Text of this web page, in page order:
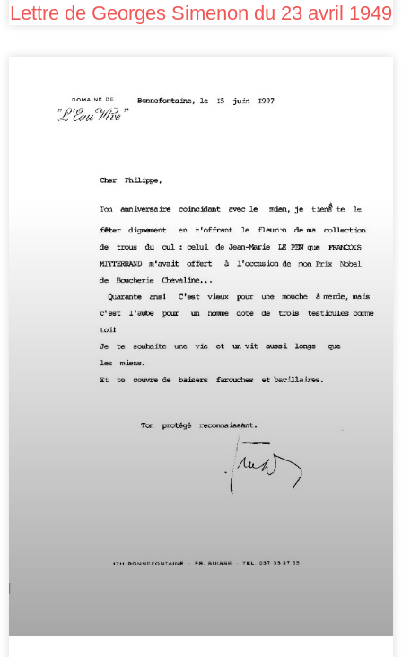
Lettre de Georges Simenon du 23 avril 1949